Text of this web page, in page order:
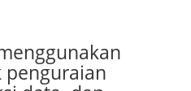
penguraian